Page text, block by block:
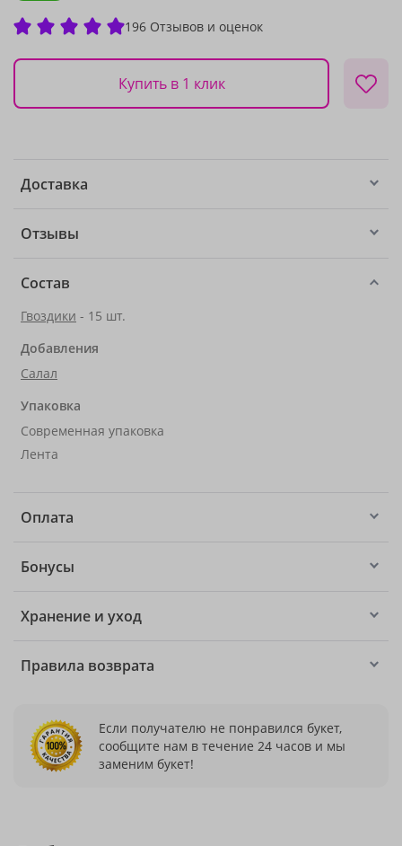
196 Отзывов и оценок
Купить в 1 клик
Доставка
Отзывы
Состав
Гвоздики - 15 шт.
Добавления
Салал
Упаковка
Современная упаковка
Лента
Оплата
Бонусы
Хранение и уход
Правила возврата
Если получателю не понравился букет,
сообщите нам в течение 24 часов и мы
заменим букет!